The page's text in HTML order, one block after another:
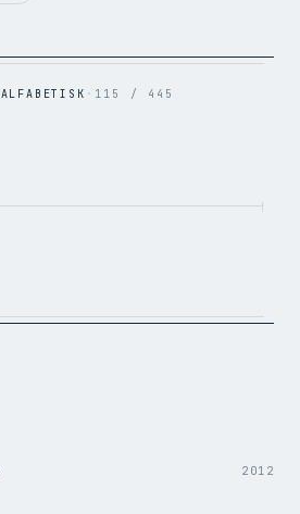
496 kbps
.mpg → .mp4
ALFABETISK · 115 / 445
2012
4:14